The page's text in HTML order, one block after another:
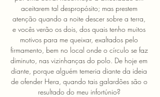
aceitarem tal despropósito; mas prestem
atenção quando a noite descer sobre a terra,
e vocês verão os dois, dos quais tenho muitos
motivos para me queixar, exaltados pelo
firmamento, bem no local onde o círculo se faz
diminuto, nas vizinhanças do polo. De hoje em
diante, porque alguém temeria diante da ideia
de ofender Hera, quando tais galardões são o
resultado do meu infortúnio?